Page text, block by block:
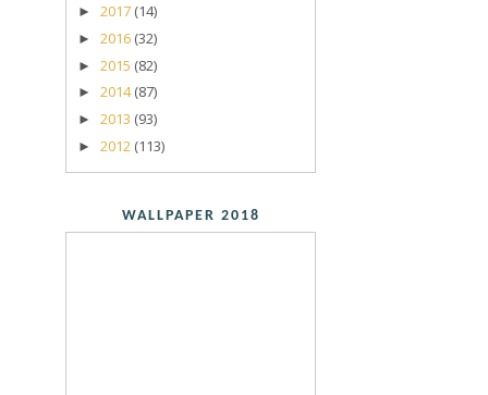
► 2017 (14)
► 2016 (32)
► 2015 (82)
► 2014(87)
► 2013 (93)
► 2012 (113)
WALLPAPER 2018